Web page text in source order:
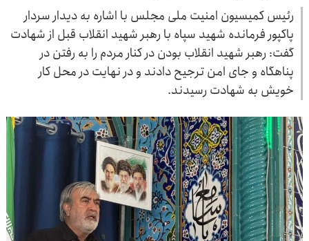
رئیس کمیسیون امنیت ملی مجلس با اشاره به دیدار سردار
پاکپور فرمانده شهید سپاه با رهبر شهید انقلاب قبل از شهادت
گفت: رهبر شهید انقلاب بودن در کنار مردم را به رفتن در
پناهگاه و جای امن ترجیح دادند و در نهایت در محل کار
خویش به شهادت رسیدند.